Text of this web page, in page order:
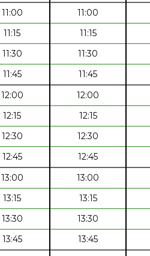
11:00
11:00
11:15
11:15
11:30
11:30
11:45
11:45
12:00
12:00
12:15
12:15
12:30
12:30
12:45
12:45
13:00
13:00
13:15
13:15
13:30
13:30
13:45
13:45